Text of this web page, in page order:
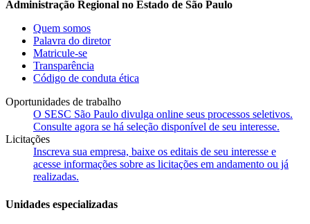
Administração Regional no Estado de São Paulo
Quem somos
Palavra do diretor
Matricule-se
Transparência
Código de conduta ética
Oportunidades de trabalho
O SESC São Paulo divulga online seus processos seletivos.
Consulte agora se há seleção disponível de seu interesse.
Licitações
Inscreva sua empresa, baixe os editais de seu interesse e
acesse informações sobre as licitações em andamento ou já
realizadas.
Unidades especializadas